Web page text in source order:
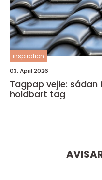
inspiration
03. April 2026
Tagpap vejle:
holdbart tag